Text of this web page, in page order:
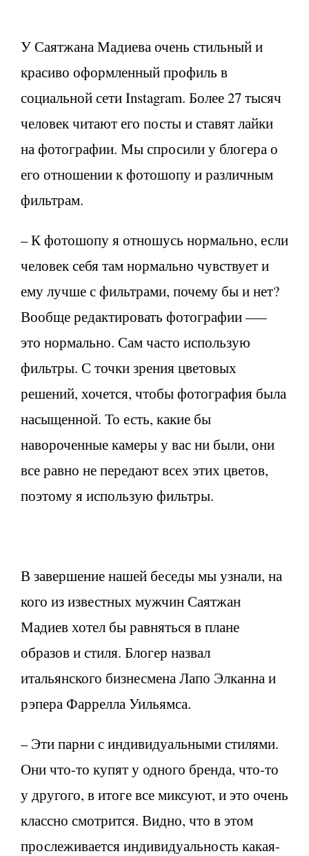
У Саятжана Мадиева очень стильный и
красиво оформленный профиль в
социальной сети Instagram. Более 27 тысяч
человек читают его посты и ставят лайки
на фотографии. Мы спросили у блогера о
его отношении к фотошопу и различным
фильтрам.
– К фотошопу я отношусь нормально, если
человек себя там нормально чувствует и
ему лучше с фильтрами, почему бы и нет?
Вообще редактировать фотографии –—
это нормально. Сам часто использую
фильтры. С точки зрения цветовых
решений, хочется, чтобы фотография была
насыщенной. То есть, какие бы
навороченные камеры у вас ни были, они
все равно не передают всех этих цветов,
поэтому я использую фильтры.
В завершение нашей беседы мы узнали, на
кого из известных мужчин Саятжан
Мадиев хотел бы равняться в плане
образов и стиля. Блогер назвал
итальянского бизнесмена Лапо Элканна и
рэпера Фаррелла Уильямса.
– Эти парни с индивидуальными стилями.
Они что-то купят у одного бренда, что-то
у другого, в итоге все миксуют, и это очень
классно смотрится. Видно, что в этом
прослеживается индивидуальность какая-